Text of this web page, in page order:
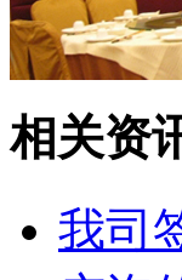
海南凯威国际
相关资
我司